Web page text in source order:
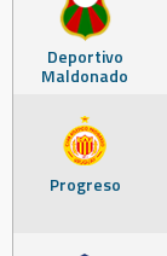
Deportivo
Maldonado
Progreso